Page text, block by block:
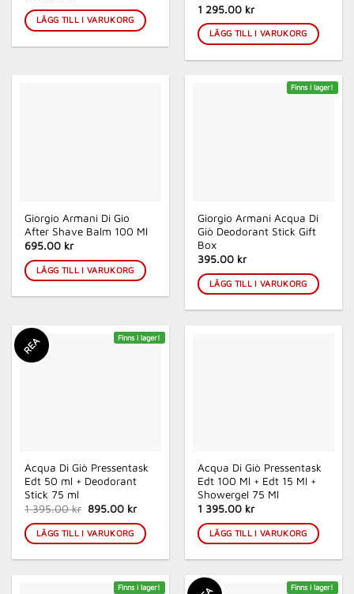
LÄGG TILL I VARUKORG
1 295.00 kr
LÄGG TILL I VARUKORG
Giorgio Armani Di Gio
After Shave Balm 100 Ml
695.00 kr
LÄGG TILL I VARUKORG
Finns i lager!
Giorgio Armani Acqua Di
Giò Deodorant Stick Gift
Box
395.00 kr
LÄGG TILL I VARUKORG
REA Finns i lager!
Acqua Di Giò Pressentask
Edt 50 ml + Deodorant
Stick 75 ml
1 395.00 kr Det
priset
var:
395.00 kr.
895.00 krDet
priset
är:
LÄGG TILL I VARUKORG
Acqua Di Giò Pressentask
Edt 100 Ml + Edt 15 Ml +
Showergel 75 Ml
1 395.00 kr
LÄGG TILL I VARUKORG
Finns i lager! Finns i lager!